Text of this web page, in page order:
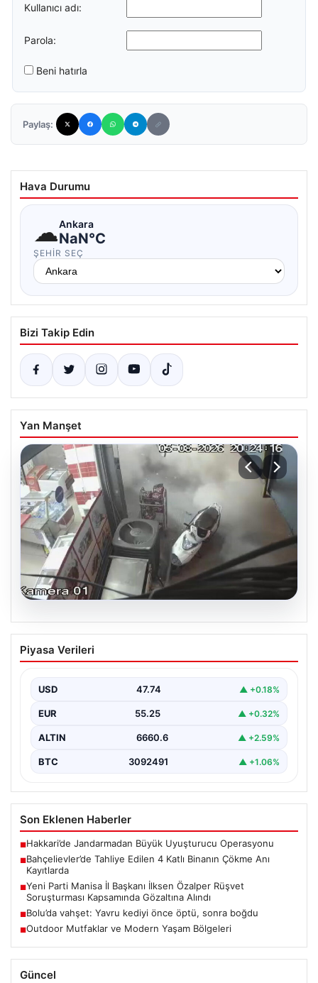
Kullanıcı adı:
Parola:
Beni hatırla
Paylaş:
Hava Durumu
☁Ankara
NaN°C
ŞEHIR SEÇ
Bizi Takip Edin
Yan Manşet
06.08.2026
Bahçelievler’de Tahliye Edilen 4 Katlı
Binanın Çökme Anı Kayıtlarda
endişe verici sesler sonrası gece saatlerinde tahliye
edilen dört…
Piyasa Verileri
USD 47.74 ▲ +0.18%
EUR 55.25 ▲ +0.32%
ALTIN 6660.6 ▲ +2.59%
BTC 3092491 ▲ +1.06%
Son Eklenen Haberler
■Hakkari’de Jandarmadan Büyük Uyuşturucu Operasyonu
■Bahçelievler’de Tahliye Edilen 4 Katlı Binanın Çökme Anı
Kayıtlarda
■Yeni Parti Manisa İl Başkanı İlksen Özalper Rüşvet
Soruşturması Kapsamında Gözaltına Alındı
■Bolu’da vahşet: Yavru kediyi önce öptü, sonra boğdu
■Outdoor Mutfaklar ve Modern Yaşam Bölgeleri
Güncel